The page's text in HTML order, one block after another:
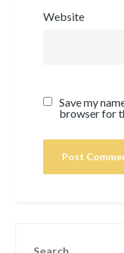
Website
Save my
browser for